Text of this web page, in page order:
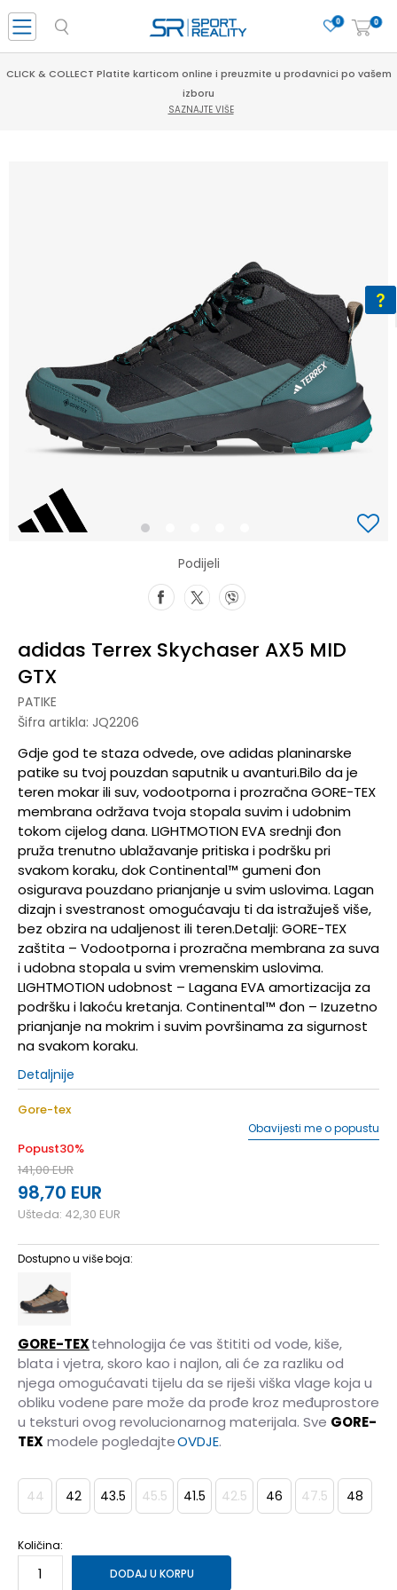
0
0
CLICK & COLLECT Platite karticom online i preuzmite u prodavnici po vašem
izboru
SAZNAJTE VIŠE
1
Podijeli
adidas Terrex Skychaser AX5 MID
GTX
PATIKE
Šifra artikla: JQ2206
Gdje god te staza odvede, ove adidas planinarske
patike su tvoj pouzdan saputnik u avanturi.Bilo da je
teren mokar ili suv, vodootporna i prozračna GORE-TEX
membrana održava tvoja stopala suvim i udobnim
tokom cijelog dana. LIGHTMOTION EVA srednji đon
pruža trenutno ublažavanje pritiska i podršku pri
svakom koraku, dok Continental™ gumeni đon
osigurava pouzdano prianjanje u svim uslovima. Lagan
dizajn i svestranost omogućavaju ti da istražuješ više,
bez obzira na udaljenost ili teren.Detalji: GORE-TEX
zaštita – Vodootporna i prozračna membrana za suva
i udobna stopala u svim vremenskim uslovima.
LIGHTMOTION udobnost – Lagana EVA amortizacija za
podršku i lakoću kretanja. Continental™ đon – Izuzetno
prianjanje na mokrim i suvim površinama za sigurnost
na svakom koraku.
Detaljnije
Gore-tex
Popust30%
141,00EUR
98,70 EUR
Ušteda: 42,30 EUR
Obavijesti me o popustu
Dostupno u više boja:
GORE-TEXtehnologija će vas štititi od vode, kiše,
blata i vjetra, skoro kao i najlon, ali će za razliku od
njega omogućavati tijelu da se riješi viška vlage koja u
obliku vodene pare može da prođe kroz međuprostore
u teksturi ovog revolucionarnog materijala. Sve GORE-
TEXmodele pogledajteOVDJE.
44 42 43.5 45.5 41.5 42.5 46 47.5 48
Količina:
DODAJ U KORPU